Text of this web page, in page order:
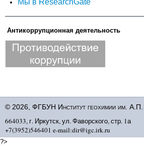
Антикоррупционная деятельность
© 2026, ФГБУН Институт геохимии им.
664033, г. Иркутск, ул. Фаворского, стр. 1а
+7(3952)546401 e-mail:dir@igc.irk.ru
?>